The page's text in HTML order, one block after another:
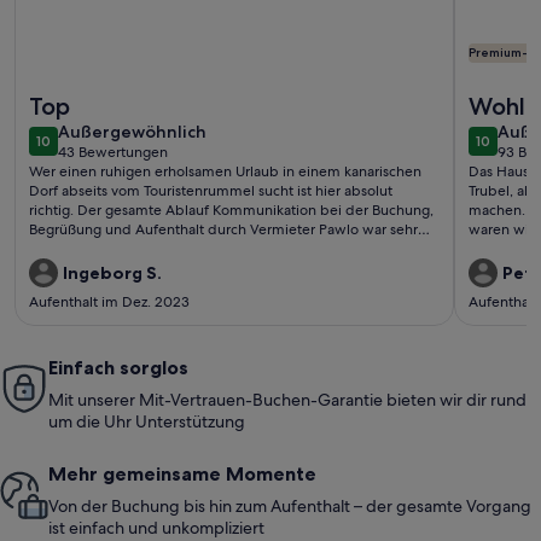
Top
1010 von 10
Außergewöhnlich
außergewöhnlich
43 Bewertungen
(43
bewertungen)
Wer einen ruhigen erholsamen Urlaub in einem kanarischen
Dorf abseits vom Touristenrummel sucht ist hier absolut
richtig. Der gesamte Ablauf Kommunikation bei der Buchung,
Begrüßung und Aufenthalt durch Vermieter Pawlo war sehr
Woche Wäschewechsel, auch nicht selbstverständlich! Die
Wohnung ist gut ausgestattet und sehr sauber. Wir kommen
gerne wieder!
Ingeborg S.
Aufenthalt im Dez. 2023
Premium-
1010 von
93
(93
Das Haus
Trubel,
machen.
waren wir
Einfach sorglos
Mit unserer Mit-Vertrauen-Buchen-Garantie bieten wir dir rund
um die Uhr Unterstützung
Mehr gemeinsame Momente
Von der Buchung bis hin zum Aufenthalt – der gesamte Vorgang
ist einfach und unkompliziert